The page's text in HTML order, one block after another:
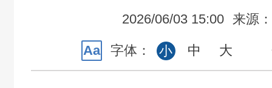
2026/06/03 15:00 来源
Aa 字体： 小 中 大